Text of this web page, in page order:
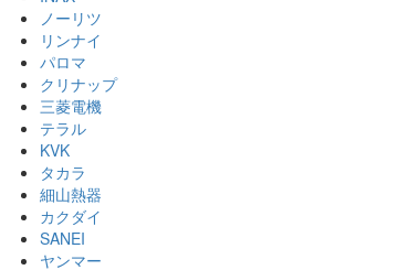
ノーリツ
リンナイ
パロマ
クリナップ
三菱電機
テラル
KVK
タカラ
細山熱器
カクダイ
SANEI
ヤンマー